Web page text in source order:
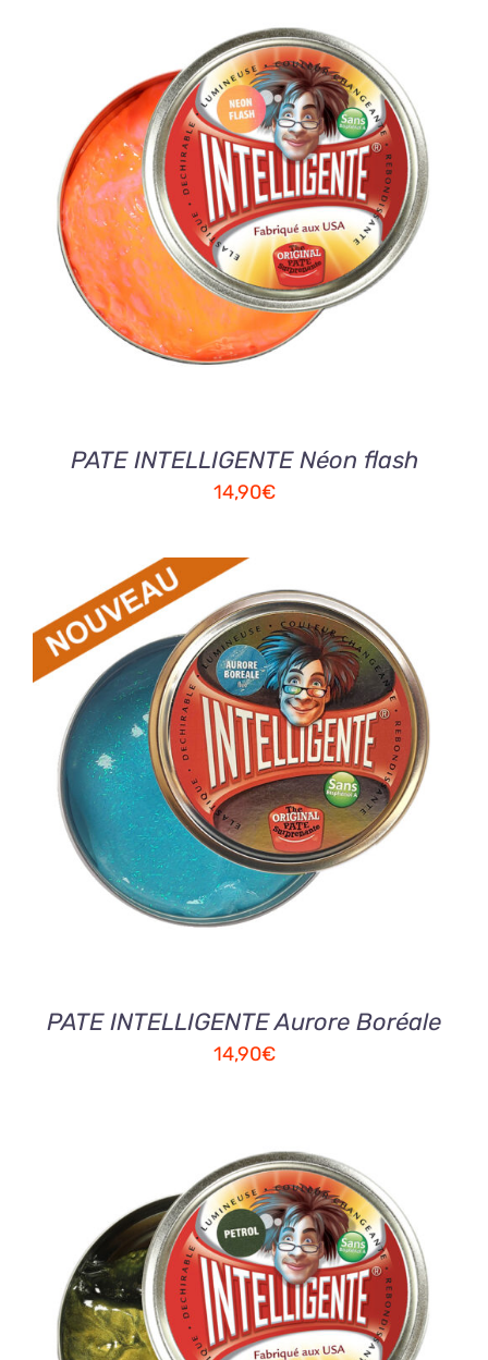
AJOUTER AU PANIER
/
DETAILS
PATE INTELLIGENTE Néon flash
14,90€
AJOUTER AU PANIER
/
DETAILS
PATE INTELLIGENTE Aurore Boréale
14,90€
AJOUTER AU PANIER
/
DETAILS